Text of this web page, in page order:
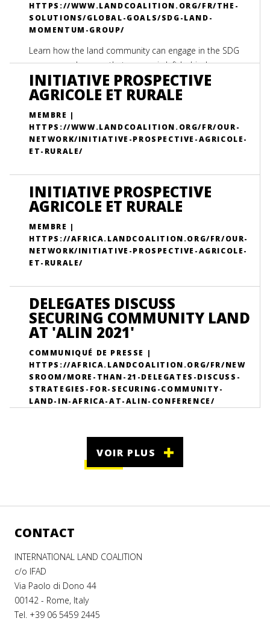
HTTPS://WWW.LANDCOALITION.ORG/FR/THE-
SOLUTIONS/GLOBAL-GOALS/SDG-LAND-
MOMENTUM-GROUP/
Learn how the land community can engage in the SDG
process and ensure that no one is left behind.
INITIATIVE PROSPECTIVE
AGRICOLE ET RURALE
MEMBRE |
HTTPS://WWW.LANDCOALITION.ORG/FR/OUR-
NETWORK/INITIATIVE-PROSPECTIVE-AGRICOLE-
ET-RURALE/
INITIATIVE PROSPECTIVE
AGRICOLE ET RURALE
MEMBRE |
HTTPS://AFRICA.LANDCOALITION.ORG/FR/OUR-
NETWORK/INITIATIVE-PROSPECTIVE-AGRICOLE-
ET-RURALE/
DELEGATES DISCUSS
SECURING COMMUNITY LAND
AT 'ALIN 2021'
COMMUNIQUÉ DE PRESSE |
HTTPS://AFRICA.LANDCOALITION.ORG/FR/NEW
SROOM/MORE-THAN-21-DELEGATES-DISCUSS-
STRATEGIES-FOR-SECURING-COMMUNITY-
LAND-IN-AFRICA-AT-ALIN-CONFERENCE/
VOIR PLUS
CONTACT
INTERNATIONAL LAND COALITION
c/o IFAD
Via Paolo di Dono 44
00142 - Rome, Italy
Tel. +39 06 5459 2445